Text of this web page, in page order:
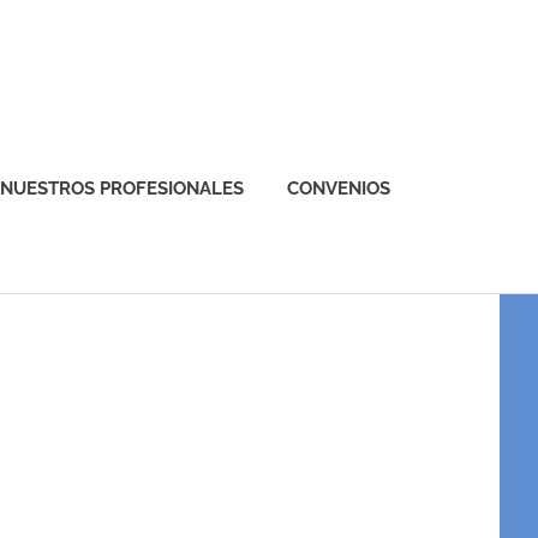
NUESTROS PROFESIONALES CONVENIOS